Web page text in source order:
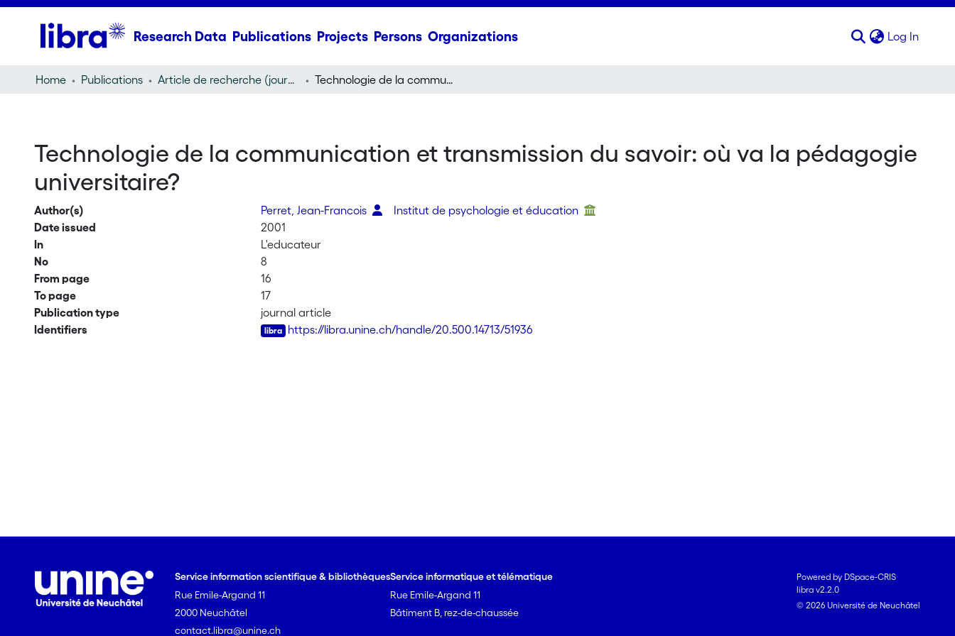
Research Data Publications Projects Persons Organizations Log In
Home Publications Article de recherche (journal article) Technologie de la communication et transmission du savoir: où va la pédagogie universitaire?
Technologie de la communication et transmission du savoir: où va la pédagogie
universitaire?
Author(s) Perret, Jean-Francois
Institut de psychologie et éducation
Date issued
2001
In
L'educateur
No
8
From page
16
To page
17
Publication type
journal article
Identifiers
https://libra.unine.ch/handle/20.500.14713/51936
Service information scientifique & bibliothèques
Rue Emile-Argand 11
2000 Neuchâtel
contact.libra@unine.ch
Service informatique et télématique
Rue Emile-Argand 11
Bâtiment B, rez-de-chaussée
Powered by DSpace-CRIS
libra v2.2.0
© 2026 Université de Neuchâtel